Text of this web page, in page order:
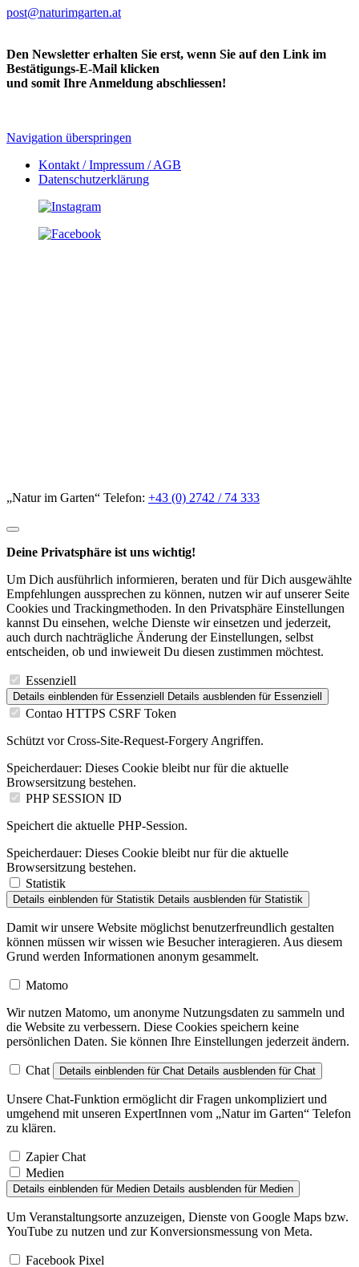
post@naturimgarten.at
Den Newsletter erhalten Sie erst, wenn Sie auf den Link im
Bestätigungs-E-Mail klicken
und somit Ihre Anmeldung abschliessen!
Navigation überspringen
Kontakt / Impressum / AGB
Datenschutzerklärung
„Natur im Garten“ Telefon: +43 (0) 2742 / 74 333
Deine Privatsphäre ist uns wichtig!
Um Dich ausführlich informieren, beraten und für Dich ausgewählte
Empfehlungen aussprechen zu können, nutzen wir auf unserer Seite
Cookies und Trackingmethoden. In den Privatsphäre Einstellungen
kannst Du einsehen, welche Dienste wir einsetzen und jederzeit,
auch durch nachträgliche Änderung der Einstellungen, selbst
entscheiden, ob und inwieweit Du diesen zustimmen möchtest.
Essenziell
Details einblenden für Essenziell Details ausblenden für Essenziell
Contao HTTPS CSRF Token
Schützt vor Cross-Site-Request-Forgery Angriffen.
Speicherdauer: Dieses Cookie bleibt nur für die aktuelle
Browsersitzung bestehen.
PHP SESSION ID
Speichert die aktuelle PHP-Session.
Speicherdauer: Dieses Cookie bleibt nur für die aktuelle
Browsersitzung bestehen.
Statistik
Details einblenden für Statistik Details ausblenden für Statistik
Damit wir unsere Website möglichst benutzerfreundlich gestalten
können müssen wir wissen wie Besucher interagieren. Aus diesem
Grund werden Informationen anonym gesammelt.
Matomo
Wir nutzen Matomo, um anonyme Nutzungsdaten zu sammeln und
die Website zu verbessern. Diese Cookies speichern keine
persönlichen Daten. Sie können Ihre Einstellungen jederzeit ändern.
Chat Details einblenden für Chat Details ausblenden für Chat
Unsere Chat-Funktion ermöglicht dir Fragen unkompliziert und
umgehend mit unseren ExpertInnen vom „Natur im Garten“ Telefon
zu klären.
Zapier Chat
Medien
Details einblenden für Medien Details ausblenden für Medien
Um Veranstaltungsorte anzuzeigen, Dienste von Google Maps bzw.
YouTube zu nutzen und zur Konversionsmessung von Meta.
Facebook Pixel